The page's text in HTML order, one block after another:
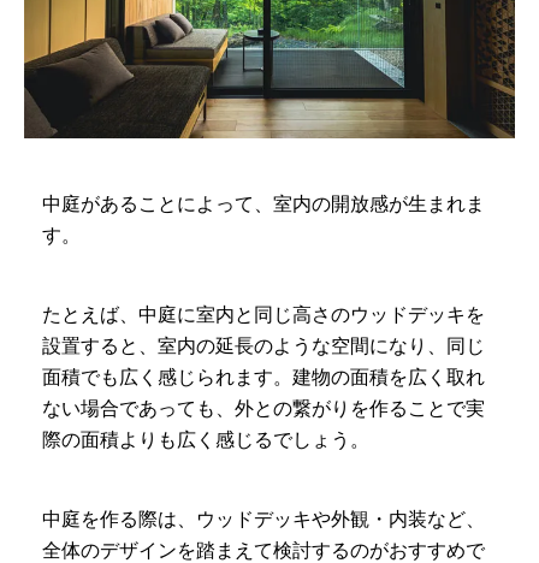
中庭があることによって、室内の開放感が生まれま
す。
たとえば、中庭に室内と同じ高さのウッドデッキを
設置すると、室内の延長のような空間になり、同じ
面積でも広く感じられます。建物の面積を広く取れ
ない場合であっても、外との繋がりを作ることで実
際の面積よりも広く感じるでしょう。
中庭を作る際は、ウッドデッキや外観・内装など、
全体のデザインを踏まえて検討するのがおすすめで